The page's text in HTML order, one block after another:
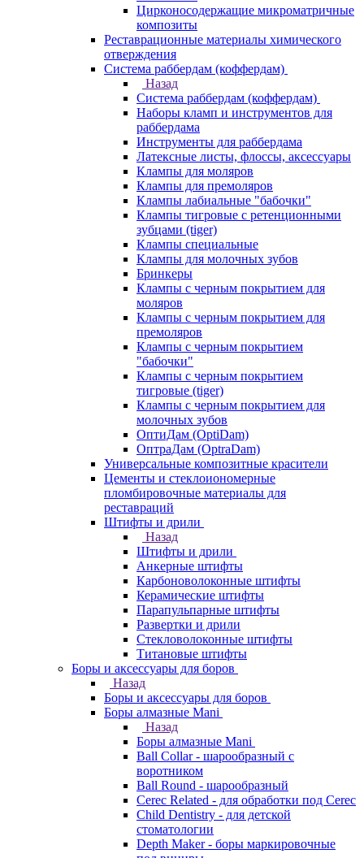
Цирконосодержащие микроматричные
композиты
Реставрационные материалы химического
отверждения
Система раббердам (коффердам)
Назад
Система раббердам (коффердам)
Наборы кламп и инструментов для
раббердама
Инструменты для раббердама
Латексные листы, флоссы, аксессуары
Клампы для моляров
Клампы для премоляров
Клампы лабиальные "бабочки"
Клампы тигровые с ретенционными
зубцами (tiger)
Клампы специальные
Клампы для молочных зубов
Бринкеры
Клампы с черным покрытием для
моляров
Клампы с черным покрытием для
премоляров
Клампы с черным покрытием
"бабочки"
Клампы с черным покрытием
тигровые (tiger)
Клампы с черным покрытием для
молочных зубов
ОптиДам (OptiDam)
ОптраДам (OptraDam)
Универсальные композитные красители
Цементы и стеклоиономерные
пломбировочные материалы для
реставраций
Штифты и дрили
Назад
Штифты и дрили
Анкерные штифты
Карбоноволоконные штифты
Керамические штифты
Парапульпарные штифты
Развертки и дрили
Стекловолоконные штифты
Титановые штифты
Боры и аксессуары для боров
Назад
Боры и аксессуары для боров
Боры алмазные Mani
Назад
Боры алмазные Mani
Ball Collar - шарообразный c
воротником
Ball Round - шарообразный
Cerec Related - для обработки под Cerec
Child Dentistry - для детской
стоматологии
Depth Maker - боры маркировочные